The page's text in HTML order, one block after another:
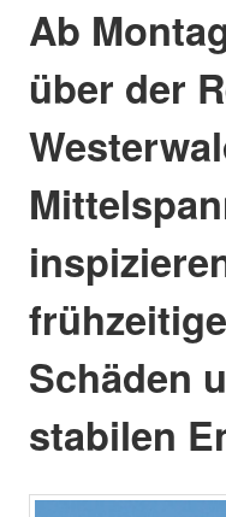
Ab
über der
Schäden
stabilen